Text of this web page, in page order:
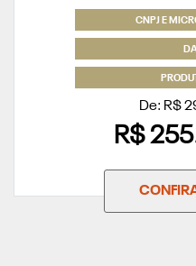
CNPJ E
De: R$
R$